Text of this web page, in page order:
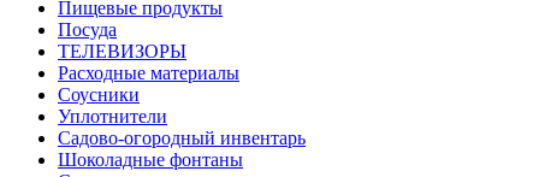
Пищевые продукты
Посуда
ТЕЛЕВИЗОРЫ
Расходные материалы
Соусники
Уплотнители
Садово-огородный инвентарь
Шоколадные фонтаны